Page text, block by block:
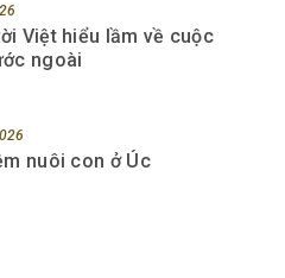
Việt hiểu lầm về cuộc
ngoài
nuôi con ở Úc